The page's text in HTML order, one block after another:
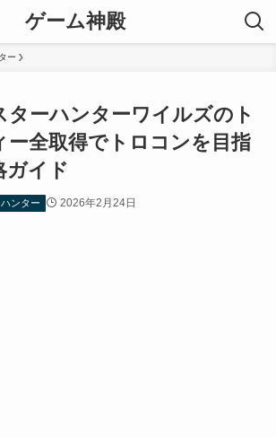
ゲーム神殿
ー
ターハンターワイルズのト
ー全取得でトロコンを目指
ガイド
ンター 2026年2月24日